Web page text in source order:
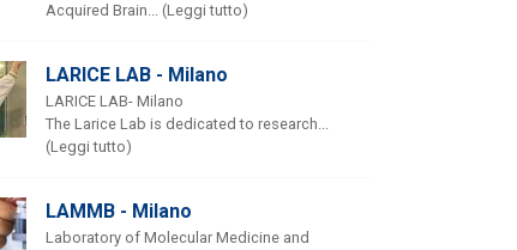
Acquired Brain... (Leggi tutto)
LARICE LAB - Milano
LARICE LAB- Milano
The Larice Lab is dedicated to research...
(Leggi tutto)
LAMMB - Milano
Laboratory of Molecular Medicine and